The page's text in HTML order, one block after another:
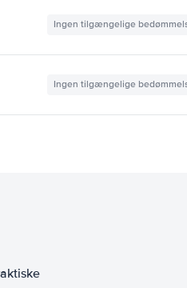
Ingen tilgængelige
Ingen tilgængelige